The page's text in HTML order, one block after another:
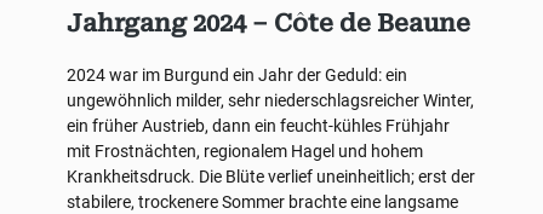
Jahrgang 2024 – Côte de Beaune
2024 war im Burgund ein Jahr der Geduld: ein
ungewöhnlich milder, sehr niederschlagsreicher Winter,
ein früher Austrieb, dann ein feucht-kühles Frühjahr
mit Frostnächten, regionalem Hagel und hohem
Krankheitsdruck. Die Blüte verlief uneinheitlich; erst der
stabilere, trockenere Sommer brachte eine langsame